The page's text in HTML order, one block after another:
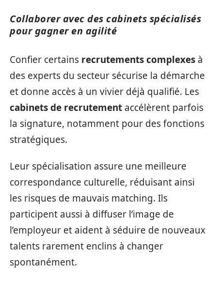
Collaborer avec des cabinets spécialisés
pour gagner en agilité
Confier certains recrutements complexes à
des experts du secteur sécurise la démarche
et donne accès à un vivier déjà qualifié. Les
cabinets de recrutement accélèrent parfois
la signature, notamment pour des fonctions
stratégiques.
Leur spécialisation assure une meilleure
correspondance culturelle, réduisant ainsi
les risques de mauvais matching. Ils
participent aussi à diffuser l’image de
l’employeur et aident à séduire de nouveaux
talents rarement enclins à changer
spontanément.